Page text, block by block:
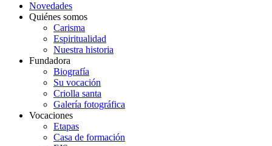
Novedades
Quiénes somos
Carisma
Espiritualidad
Nuestra historia
Fundadora
Biografía
Su vocación
Criolla santa
Galería fotográfica
Vocaciones
Etapas
Casa de formación